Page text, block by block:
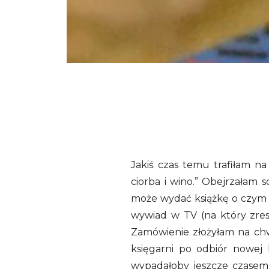
Jakiś czas temu trafiłam
ciorba i wino.” Obejrzałam
może wydać książkę o
wywiad w TV (na który
Zamówienie złożyłam na
księgarni po odbiór
wypadałoby jeszcze